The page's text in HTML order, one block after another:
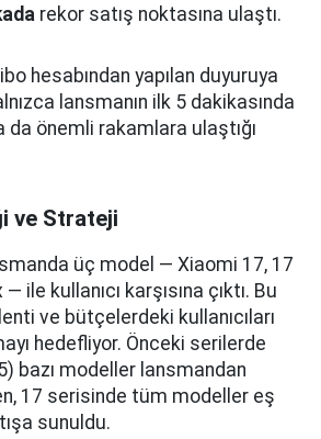
rekor satış noktasına ulaştı.
hesabından yapılan duyuruya
lansmanın ilk 5 dakikasında
da önemli rakamlara ulaştığı
ve Strateji
üç model — Xiaomi 17, 17
ile kullanıcı karşısına çıktı. Bu
ve bütçelerdeki kullanıcıları
hedefliyor. Önceki serilerde
bazı modeller lansmandan
17 serisinde tüm modeller eş
sunuldu.